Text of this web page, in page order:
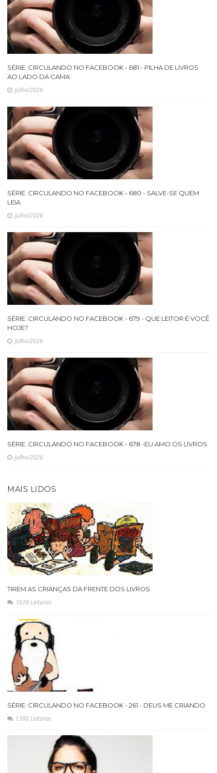
SÉRIE: CIRCULANDO NO FACEBOOK - 681 - PILHA DE LIVROS
AO LADO DA CAMA
Julho/2026
SÉRIE: CIRCULANDO NO FACEBOOK - 680 - SALVE-SE QUEM
LEIA
Julho/2026
SÉRIE: CIRCULANDO NO FACEBOOK - 679 - QUE LEITOR É VOCÊ
HOJE?
Julho/2026
SÉRIE: CIRCULANDO NO FACEBOOK - 678 -EU AMO OS LIVROS
Julho/2026
MAIS LIDOS
TIREM AS CRIANÇAS DA FRENTE DOS LIVROS
1620 Leituras
SÉRIE: CIRCULANDO NO FACEBOOK - 261 - DEUS ME CRIANDO
1380 Leituras